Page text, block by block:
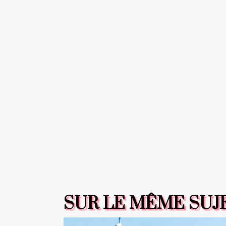
SUR LE MÊME